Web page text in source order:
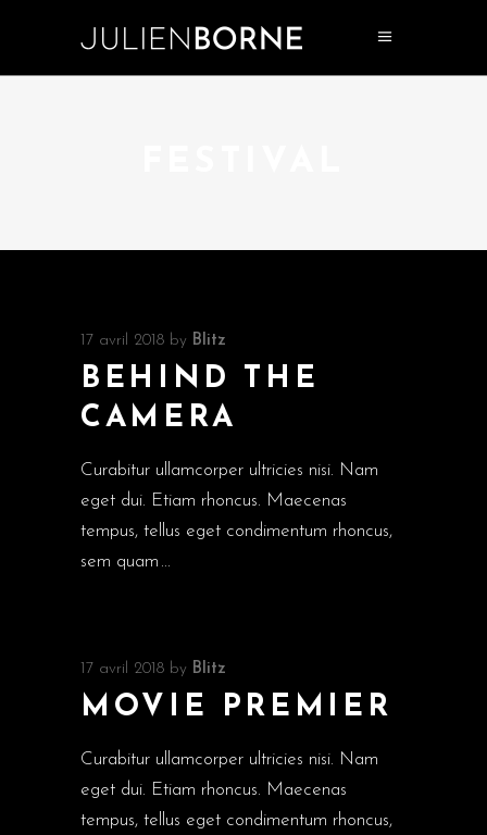
17 avril 2018 by Blitz
BEHIND THE
CAMERA
Curabitur ullamcorper ultricies nisi. Nam
eget dui. Etiam rhoncus. Maecenas
tempus, tellus eget condimentum rhoncus,
sem quam
17 avril 2018 by Blitz
MOVIE PREMIER
Curabitur ullamcorper ultricies nisi. Nam
eget dui. Etiam rhoncus. Maecenas
tempus, tellus eget condimentum rhoncus,